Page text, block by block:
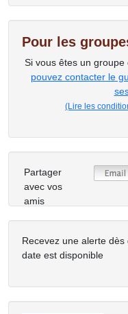
Pour les
Si vous êtes un groupe
pouvez contacter le
(Lire les
Partager
avec vos
amis
Recevez une alerte
date est disponible